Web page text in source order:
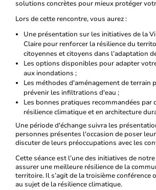
solutions concrètes pour mieux protéger
Lors de cette rencontre, vous aurez :
Une présentation sur les initiatives de la
Claire pour renforcer la résilience du
citoyennes et citoyens dans l’adaptation
Les options disponibles pour adapter
aux inondations ;
Les méthodes d'aménagement de terrain
prévenir les infiltrations d'eau ;
Les bonnes pratiques recommandées par
résilience climatique et en architecture
Une période d'échange suivra les
personnes présentes l'occasion de poser
discuter de leurs préoccupations avec les
Cette séance est l’une des initiatives de
assurer une meilleure résilience de la
territoire. Il s’agit de la troisième conférence
au sujet de la résilience climatique.